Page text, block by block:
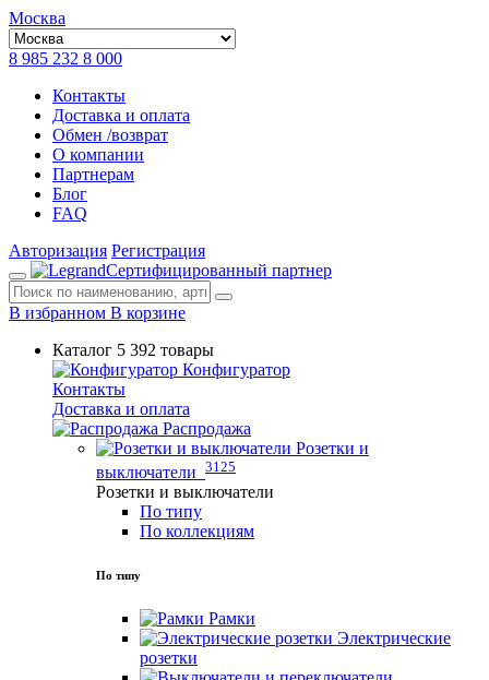
Москва
8 985 232 8 000
Контакты
Доставка и оплата
Обмен /возврат
О компании
Партнерам
Блог
FAQ
Авторизация Регистрация
Сертифицированный партнер
В избранном В корзине
Каталог 5 392 товары
Конфигуратор
Контакты
Доставка и оплата
Распродажа
Розетки и
выключатели 3125
Розетки и выключатели
По типу
По коллекциям
По типу
Рамки
Электрические
розетки